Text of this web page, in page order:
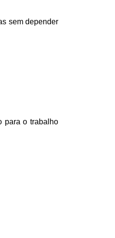
sem depender
para o trabalho